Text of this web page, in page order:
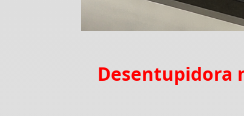
Desentupidora